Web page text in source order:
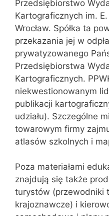
Przedsiębiorstwo
Kartograficznych im.
Wrocław. Spółka ta
przekazania jej w
prywatyzowanego
Przedsiębiorstwa
Kartograficznych.
niekwestionowanym
publikacji
udziału). Szczególne
towarowym firmy
atlasów szkolnych i
Poza materiałami
znajdują się także
turystów (przewodniki
krajoznawcze) i